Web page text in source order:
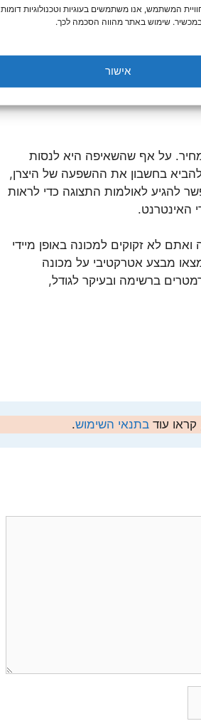
המשתמש, אנו משתמשים בעוגיות וטכנולוגיות דומות
שימוש באתר מהווה הסכמה לכך.
אישור
את לחץ המים שאותו היא מייצרת.
מכונות לבית או לתעשייה. הספק
הדגמים עשויים להגיע לעשרות
אחוזים. מכונה לשטיפה ביתית יכולה להסתפק בהספק של 100-160 בר, אך לצרכים
על אף שהשאיפה היא לנסות
בחשבון את ההשפעה של היצרן,
להגיע לאולמות התצוגה כדי לראות
האינטרנט.
לא זקוקים למכונה באופן מיידי
מבצע אטרקטיבי על מכונה
ברשימה ובעיקר לגודל,
עוד בתנאי השימוש.